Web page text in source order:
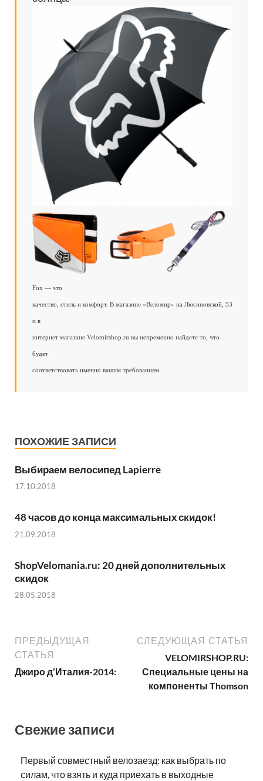
Fox — это
качество, стиль и комфорт. В магазине «Веломир» на Люсиновской, 53
и в
интернет магазине Velomirshop.ru вы непременно найдете то, что
будет
соответствовать именно вашим требованиям.
ПОХОЖИЕ ЗАПИСИ
Выбираем велосипед Lapierre
17.10.2018
48 часов до конца максимальных скидок!
21.09.2018
ShopVelomania.ru: 20 дней дополнительных
скидок
28.05.2018
ПРЕДЫДУЩАЯ
СТАТЬЯ
Джиро д’Италия-2014:
СЛЕДУЮЩАЯ СТАТЬЯ
VELOMIRSHOP.RU:
Специальные цены на
компоненты Thomson
Свежие записи
Первый совместный велозаезд: как выбрать по
силам, что взять и куда приехать в выходные